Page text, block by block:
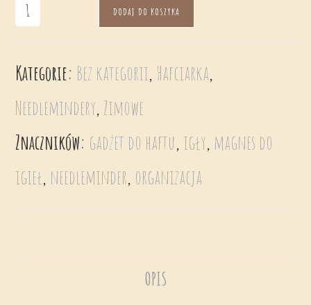
DODAJ DO KOSZYKA
Kategorie: Bez kategorii, Hafciarka,
Needlemindery, Zimowe
Znaczników: gadżet do haftu, igły, magnes do
igieł, needleminder, organizacja
OPIS